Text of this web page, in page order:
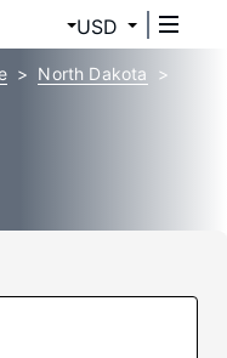
USD
North Dakota